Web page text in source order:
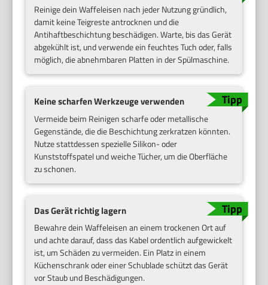
Reinige dein Waffeleisen nach jeder Nutzung gründlich,
damit keine Teigreste antrocknen und die
Antihaftbeschichtung beschädigen. Warte, bis das Gerät
abgekühlt ist, und verwende ein feuchtes Tuch oder, falls
möglich, die abnehmbaren Platten in der Spülmaschine.
Keine scharfen Werkzeuge verwenden
Vermeide beim Reinigen scharfe oder metallische
Gegenstände, die die Beschichtung zerkratzen könnten.
Nutze stattdessen spezielle Silikon- oder
Kunststoffspatel und weiche Tücher, um die Oberfläche
zu schonen.
Das Gerät richtig lagern
Bewahre dein Waffeleisen an einem trockenen Ort auf
und achte darauf, dass das Kabel ordentlich aufgewickelt
ist, um Schäden zu vermeiden. Ein Platz in einem
Küchenschrank oder einer Schublade schützt das Gerät
vor Staub und Beschädigungen.